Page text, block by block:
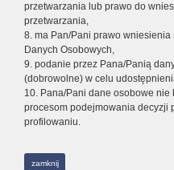
przetwarzania lub prawo do
przetwarzania,
8. ma Pan/Pani prawo
Danych Osobowych,
9. podanie przez Pana/Panią
(dobrowolne) w celu
10. Pana/Pani dane osobowe nie
procesom podejmowania decyzji
profilowaniu.
zamknij